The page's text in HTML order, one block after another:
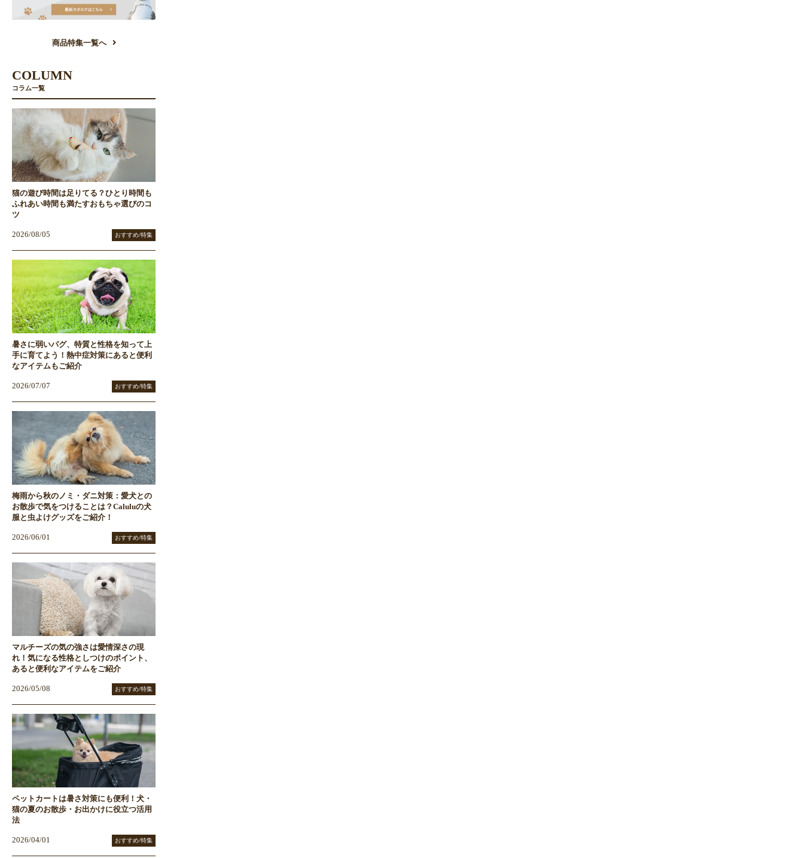
商品特集一覧へ
COLUMN
コラム一覧
猫の遊び時間は足りてる？ひとり時間も
ふれあい時間も満たすおもちゃ選びのコ
ツ
2026/08/05 おすすめ/特集
暑さに弱いパグ、特質と性格を知って上
手に育てよう！熱中症対策にあると便利
なアイテムもご紹介
2026/07/07 おすすめ/特集
梅雨から秋のノミ・ダニ対策：愛犬との
お散歩で気をつけることは？Caluluの犬
服と虫よけグッズをご紹介！
2026/06/01 おすすめ/特集
マルチーズの気の強さは愛情深さの現
れ！気になる性格としつけのポイント、
あると便利なアイテムをご紹介
2026/05/08 おすすめ/特集
ペットカートは暑さ対策にも便利！犬・
猫の夏のお散歩・お出かけに役立つ活用
法
2026/04/01 おすすめ/特集